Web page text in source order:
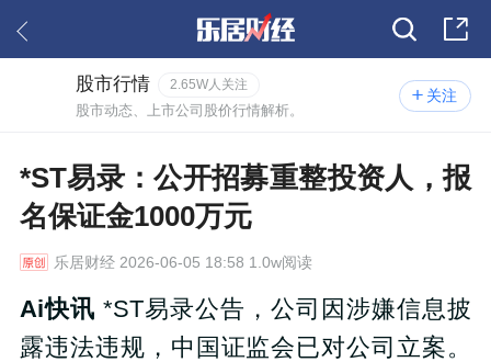
关注
股市行情 2.65W人关注
股市动态、上市公司股价行情解析。
*ST易录：公开招募重整投资人，报
名保证金1000万元
乐居财经2026-06-05 18:58 1.0w阅读
Ai快讯 *ST易录公告，公司因涉嫌信息披
露违法违规，中国证监会已对公司立案。